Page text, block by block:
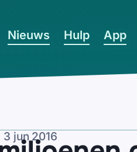
Nieuws Hulp App
3 jun 2016